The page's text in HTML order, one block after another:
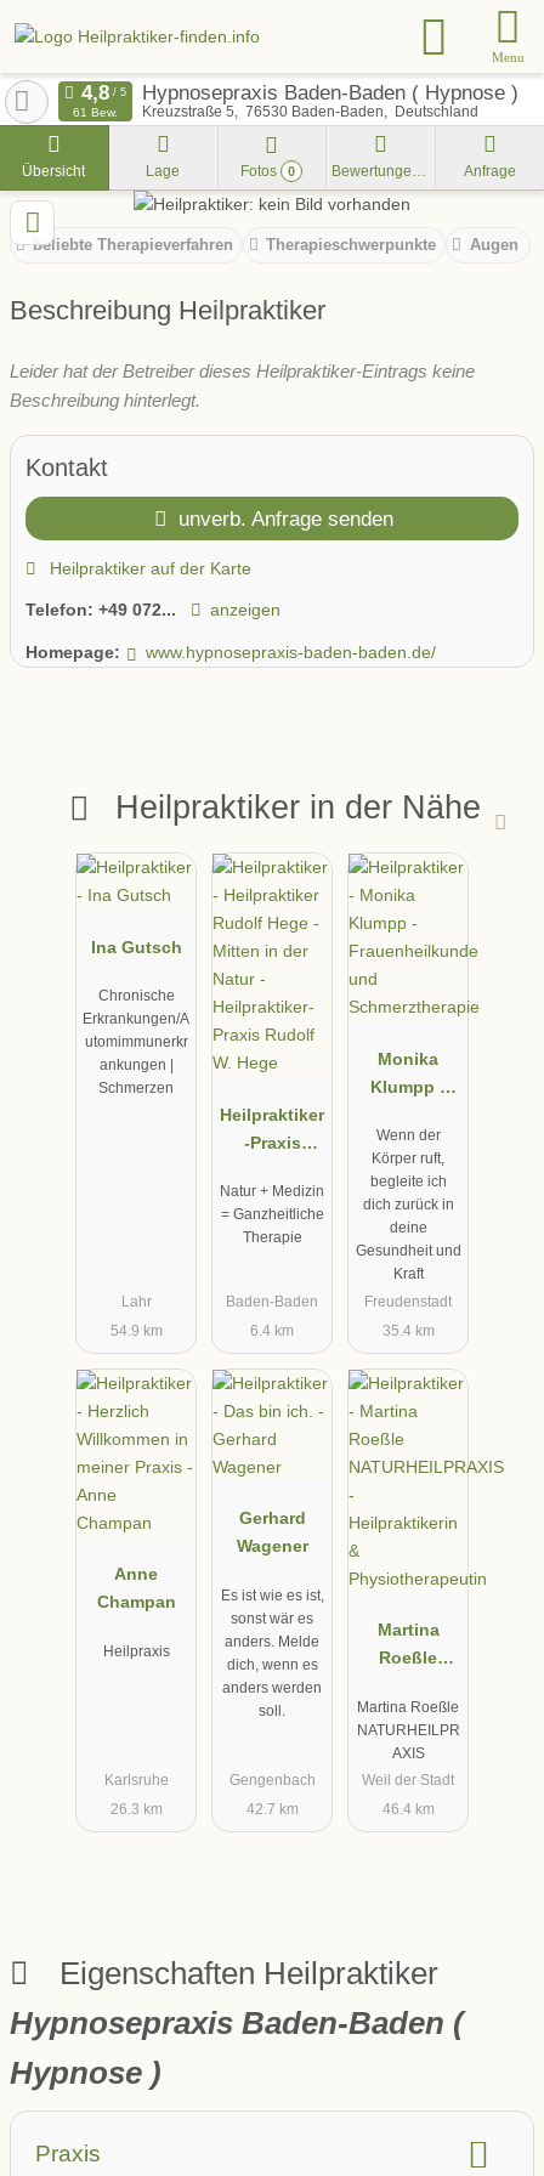
Menu
Hypnosepraxis Baden-Baden ( Hypnose )
Kreuzstraße 5 76530 Baden-Baden Deutschland
61 Bew.
Übersicht Lage Fotos 0 Bewertungen Anfrage
beliebte Therapieverfahren Therapieschwerpunkte Augen
Beschreibung Heilpraktiker
Leider hat der Betreiber dieses Heilpraktiker-Eintrags keine
Beschreibung hinterlegt.
Kontakt
unverb. Anfrage senden
Heilpraktiker auf der Karte
Telefon: +49 072... anzeigen
Homepage: www.hypnosepraxis-baden-baden.de/
Heilpraktiker in der Nähe
Ina Gutsch
Chronische
Erkrankungen/A
utomimmunerkr
ankungen |
Schmerzen
Lahr
54.9 km
Heilpraktiker
-Praxis
Hege
Natur + Medizin
= Ganzheitliche
Therapie
Baden-Baden
6.4 km
Monika
Klumpp -
unde und
Schmerzther
apie
Wenn der
Körper ruft,
begleite ich
dich zurück in
deine
Gesundheit und
Kraft
Freudenstadt
35.4 km
Anne
Champan
Heilpraxis
Karlsruhe
26.3 km
Gerhard
Wagener
Es ist wie es ist,
sonst wär es
anders. Melde
dich, wenn es
anders werden
soll.
Gengenbach
42.7 km
Martina
Roeßle
PRAXIS -
Heilpraktiker
Martina Roeßle
NATURHEILPR
AXIS
Weil der Stadt
46.4 km
Eigenschaften Heilpraktiker
Hypnosepraxis Baden-Baden (
Hypnose )
Praxis